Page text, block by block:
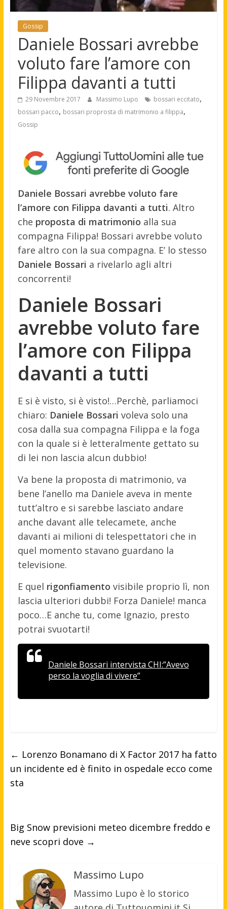
Gossip
Daniele Bossari avrebbe
voluto fare l’amore con
Filippa davanti a tutti
29 Novembre 2017 Massimo Lupo bossari eccitato,
bossari pacco, bossari proprosta di matrimonio a filippa,
Gossip
Daniele Bossari avrebbe voluto fare
l’amore con Filippa davanti a tutti. Altro
che proposta di matrimonio alla sua
compagna Filippa! Bossari avrebbe voluto
fare altro con la sua compagna. E’ lo stesso
Daniele Bossari a rivelarlo agli altri
concorrenti!
Daniele Bossari
avrebbe voluto fare
l’amore con Filippa
davanti a tutti
E si è visto, si è visto!…Perchè, parliamoci
chiaro: Daniele Bossari voleva solo una
cosa dalla sua compagna Filippa e la foga
con la quale si è letteralmente gettato su
di lei non lascia alcun dubbio!
Va bene la proposta di matrimonio, va
bene l’anello ma Daniele aveva in mente
tutt’altro e si sarebbe lasciato andare
anche davant alle telecamete, anche
davanti ai milioni di telespettatori che in
quel momento stavano guardano la
televisione.
E quel rigonfiamento visibile proprio lì, non
lascia ulteriori dubbi! Forza Daniele! manca
poco…E anche tu, come Ignazio, presto
potrai svuotarti!
Daniele Bossari intervista CHI:”Avevo
perso la voglia di vivere”
← Lorenzo Bonamano di X Factor 2017 ha fatto
un incidente ed è finito in ospedale ecco come
sta
Big Snow previsioni meteo dicembre freddo e
neve scopri dove →
Massimo Lupo
Massimo Lupo è lo storico